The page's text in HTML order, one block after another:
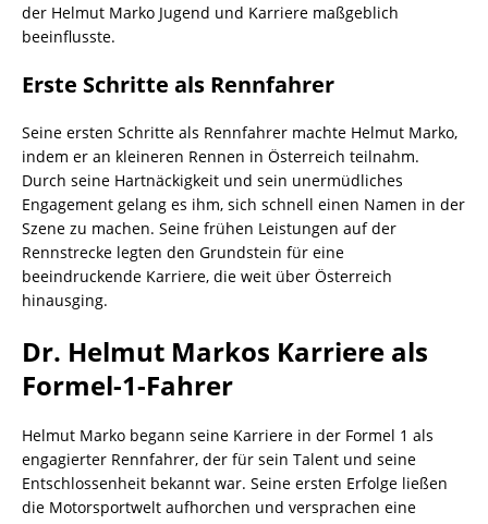
der Helmut Marko Jugend und Karriere maßgeblich
beeinflusste.
Erste Schritte als Rennfahrer
Seine ersten Schritte als Rennfahrer machte Helmut Marko,
indem er an kleineren Rennen in Österreich teilnahm.
Durch seine Hartnäckigkeit und sein unermüdliches
Engagement gelang es ihm, sich schnell einen Namen in der
Szene zu machen. Seine frühen Leistungen auf der
Rennstrecke legten den Grundstein für eine
beeindruckende Karriere, die weit über Österreich
hinausging.
Dr. Helmut Markos Karriere als
Formel-1-Fahrer
Helmut Marko begann seine Karriere in der Formel 1 als
engagierter Rennfahrer, der für sein Talent und seine
Entschlossenheit bekannt war. Seine ersten Erfolge ließen
die Motorsportwelt aufhorchen und versprachen eine